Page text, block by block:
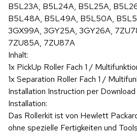
B5L23A, B5L24A, B5L25A,
B5L48A, B5L49A, B5L50A,
3GX99A, 3GY25A, 3GY26A,
7ZU85A, 7ZU87A
Inhalt:
1x PickUp Roller Fach 1 /
1x Separation Roller Fach 1 /
Installation Instruction per Download
Installation:
Das Rollerkit ist von Hewlett
ohne spezielle Fertigkeiten und